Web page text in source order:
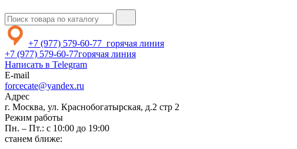
+7 (977) 579-60-77 горячая линия
+7 (977) 579-60-77горячая линия
Написать в Telegram
E-mail
forcecate@yandex.ru
Адрес
г. Москва, ул. Краснобогатырская, д.2 стр 2
Режим работы
Пн. – Пт.: с 10:00 до 19:00
станем ближе: